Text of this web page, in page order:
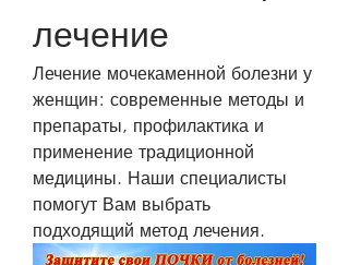
лечение
Лечение мочекаменной болезни у
женщин: современные методы и
препараты, профилактика и
применение традиционной
медицины. Наши специалисты
помогут Вам выбрать
подходящий метод лечения.